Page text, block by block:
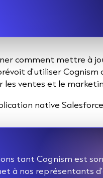
comment mettre à
d'utiliser Cognism
les ventes et le
native
tant Cognism est
à nos représentants